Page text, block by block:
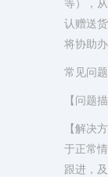
认赠送
将协助
常见问
【问题
【解决
于正常
跟进，